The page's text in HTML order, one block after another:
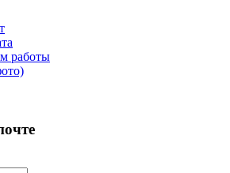
работы